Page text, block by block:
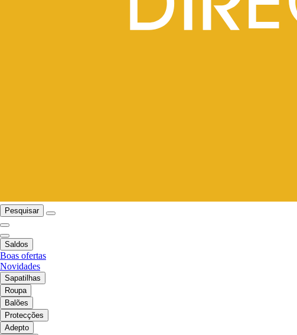
Pesquisar
Saldos
Boas ofertas
Novidades
Sapatilhas
Roupa
Balões
Protecções
Adepto